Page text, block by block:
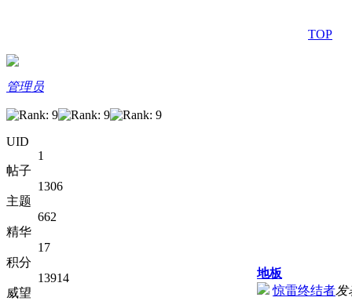
TOP
管理员
UID
1
帖子
1306
主题
662
精华
17
积分
13914
威望
地板
惊雷终结者发